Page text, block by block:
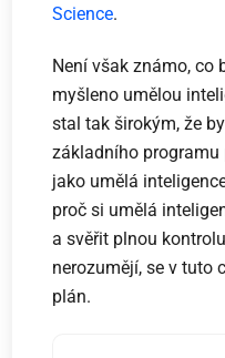
Science.
Není však známo, co
myšleno umělou
stal tak širokým, že
základního programu
jako umělá
proč si umělá
a svěřit plnou
nerozumějí, se v tuto
plán.